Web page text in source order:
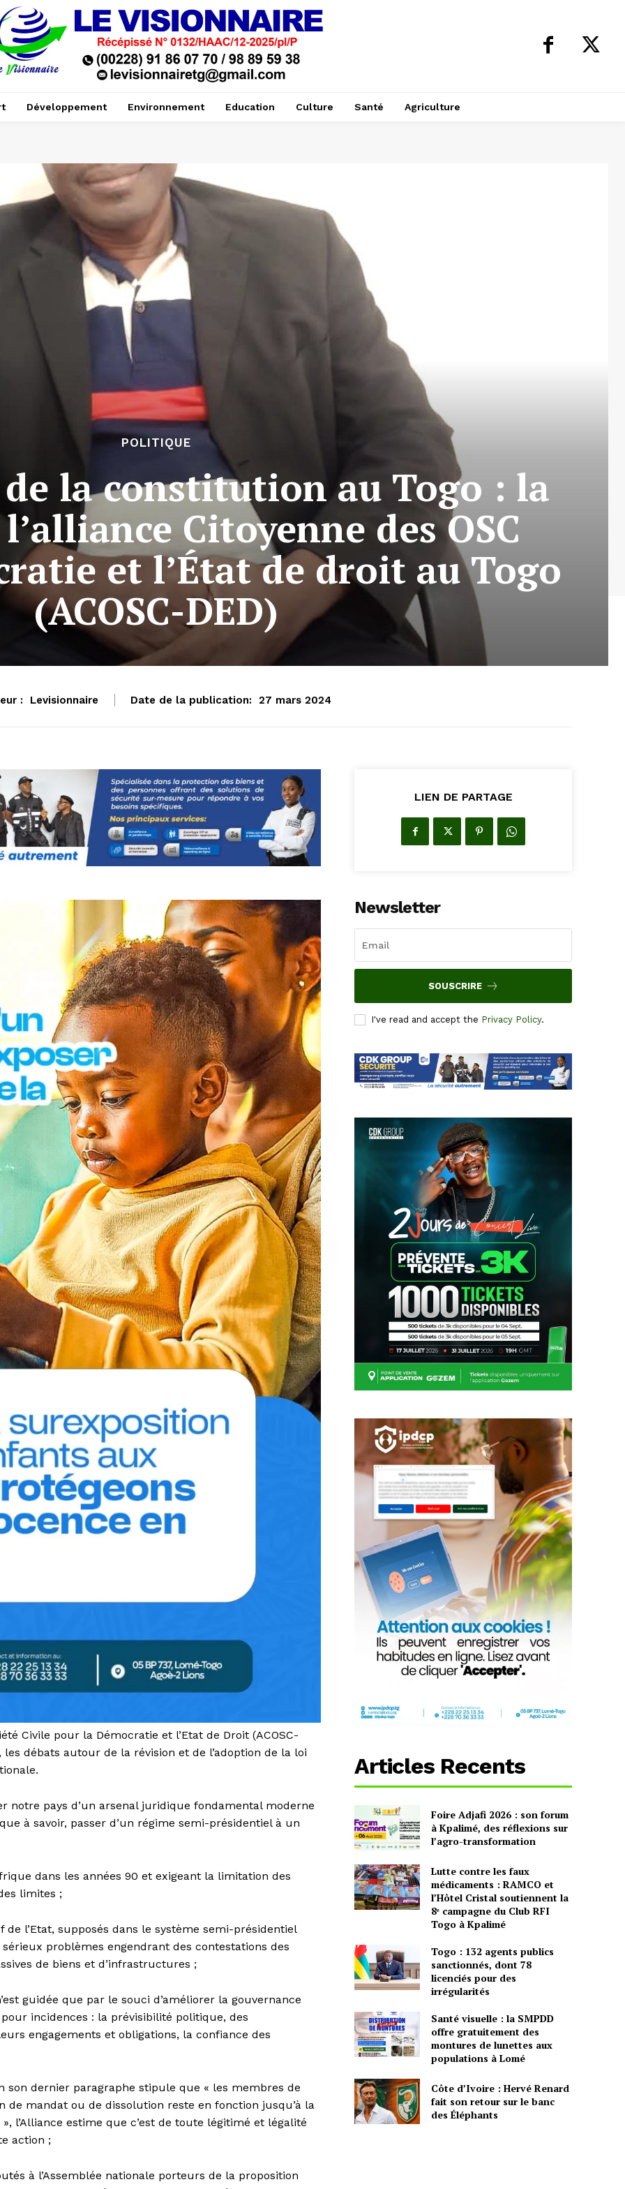
Développement Environnement Education Culture Santé Agriculture
POLITIQUE
la constitution au Togo : la
Citoyenne des OSC
et l’État de droit au Togo
(ACOSC-DED)
: Levisionnaire Date de la publication: 27 mars 2024
Civile pour la Démocratie et l’Etat de Droit (ACOSC-
débats autour de la révision et de l’adoption de la loi
notre pays d’un arsenal juridique fondamental moderne
à savoir, passer d’un régime semi-présidentiel à un
dans les années 90 et exigeant la limitation des
limites ;
l’Etat, supposés dans le système semi-présidentiel
problèmes engendrant des contestations des
de biens et d’infrastructures ;
guidée que par le souci d’améliorer la gouvernance
incidences : la prévisibilité politique, des
engagements et obligations, la confiance des
son dernier paragraphe stipule que « les membres de
de mandat ou de dissolution reste en fonction jusqu’à la
l’Alliance estime que c’est de toute légitimé et légalité
action ;
à l’Assemblée nationale porteurs de la proposition
LIEN DE PARTAGE
Newsletter
SOUSCRIRE
I've read and accept the Privacy Policy.
Articles Recents
Foire Adjafi 2026 : son forum
à Kpalimé, des réflexions sur
l’agro-transformation
Lutte contre les faux
médicaments : RAMCO et
l’Hôtel Cristal soutiennent la
8ᵉ campagne du Club RFI
Togo à Kpalimé
Togo : 132 agents publics
sanctionnés, dont 78
licenciés pour des
irrégularités
Santé visuelle : la SMPDD
offre gratuitement des
montures de lunettes aux
populations à Lomé
Côte d’Ivoire : Hervé Renard
fait son retour sur le banc
des Éléphants